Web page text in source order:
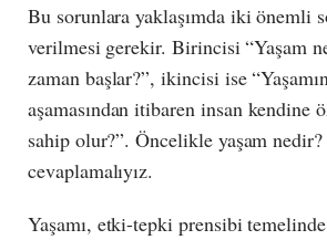
Bu sorunlara yaklaşımda iki önemli
verilmesi gerekir. Birincisi “Yaşam
zaman başlar?”, ikincisi ise
aşamasından itibaren insan kendine
sahip olur?”. Öncelikle yaşam
cevaplamalıyız.
Yaşamı, etki-tepki prensibi